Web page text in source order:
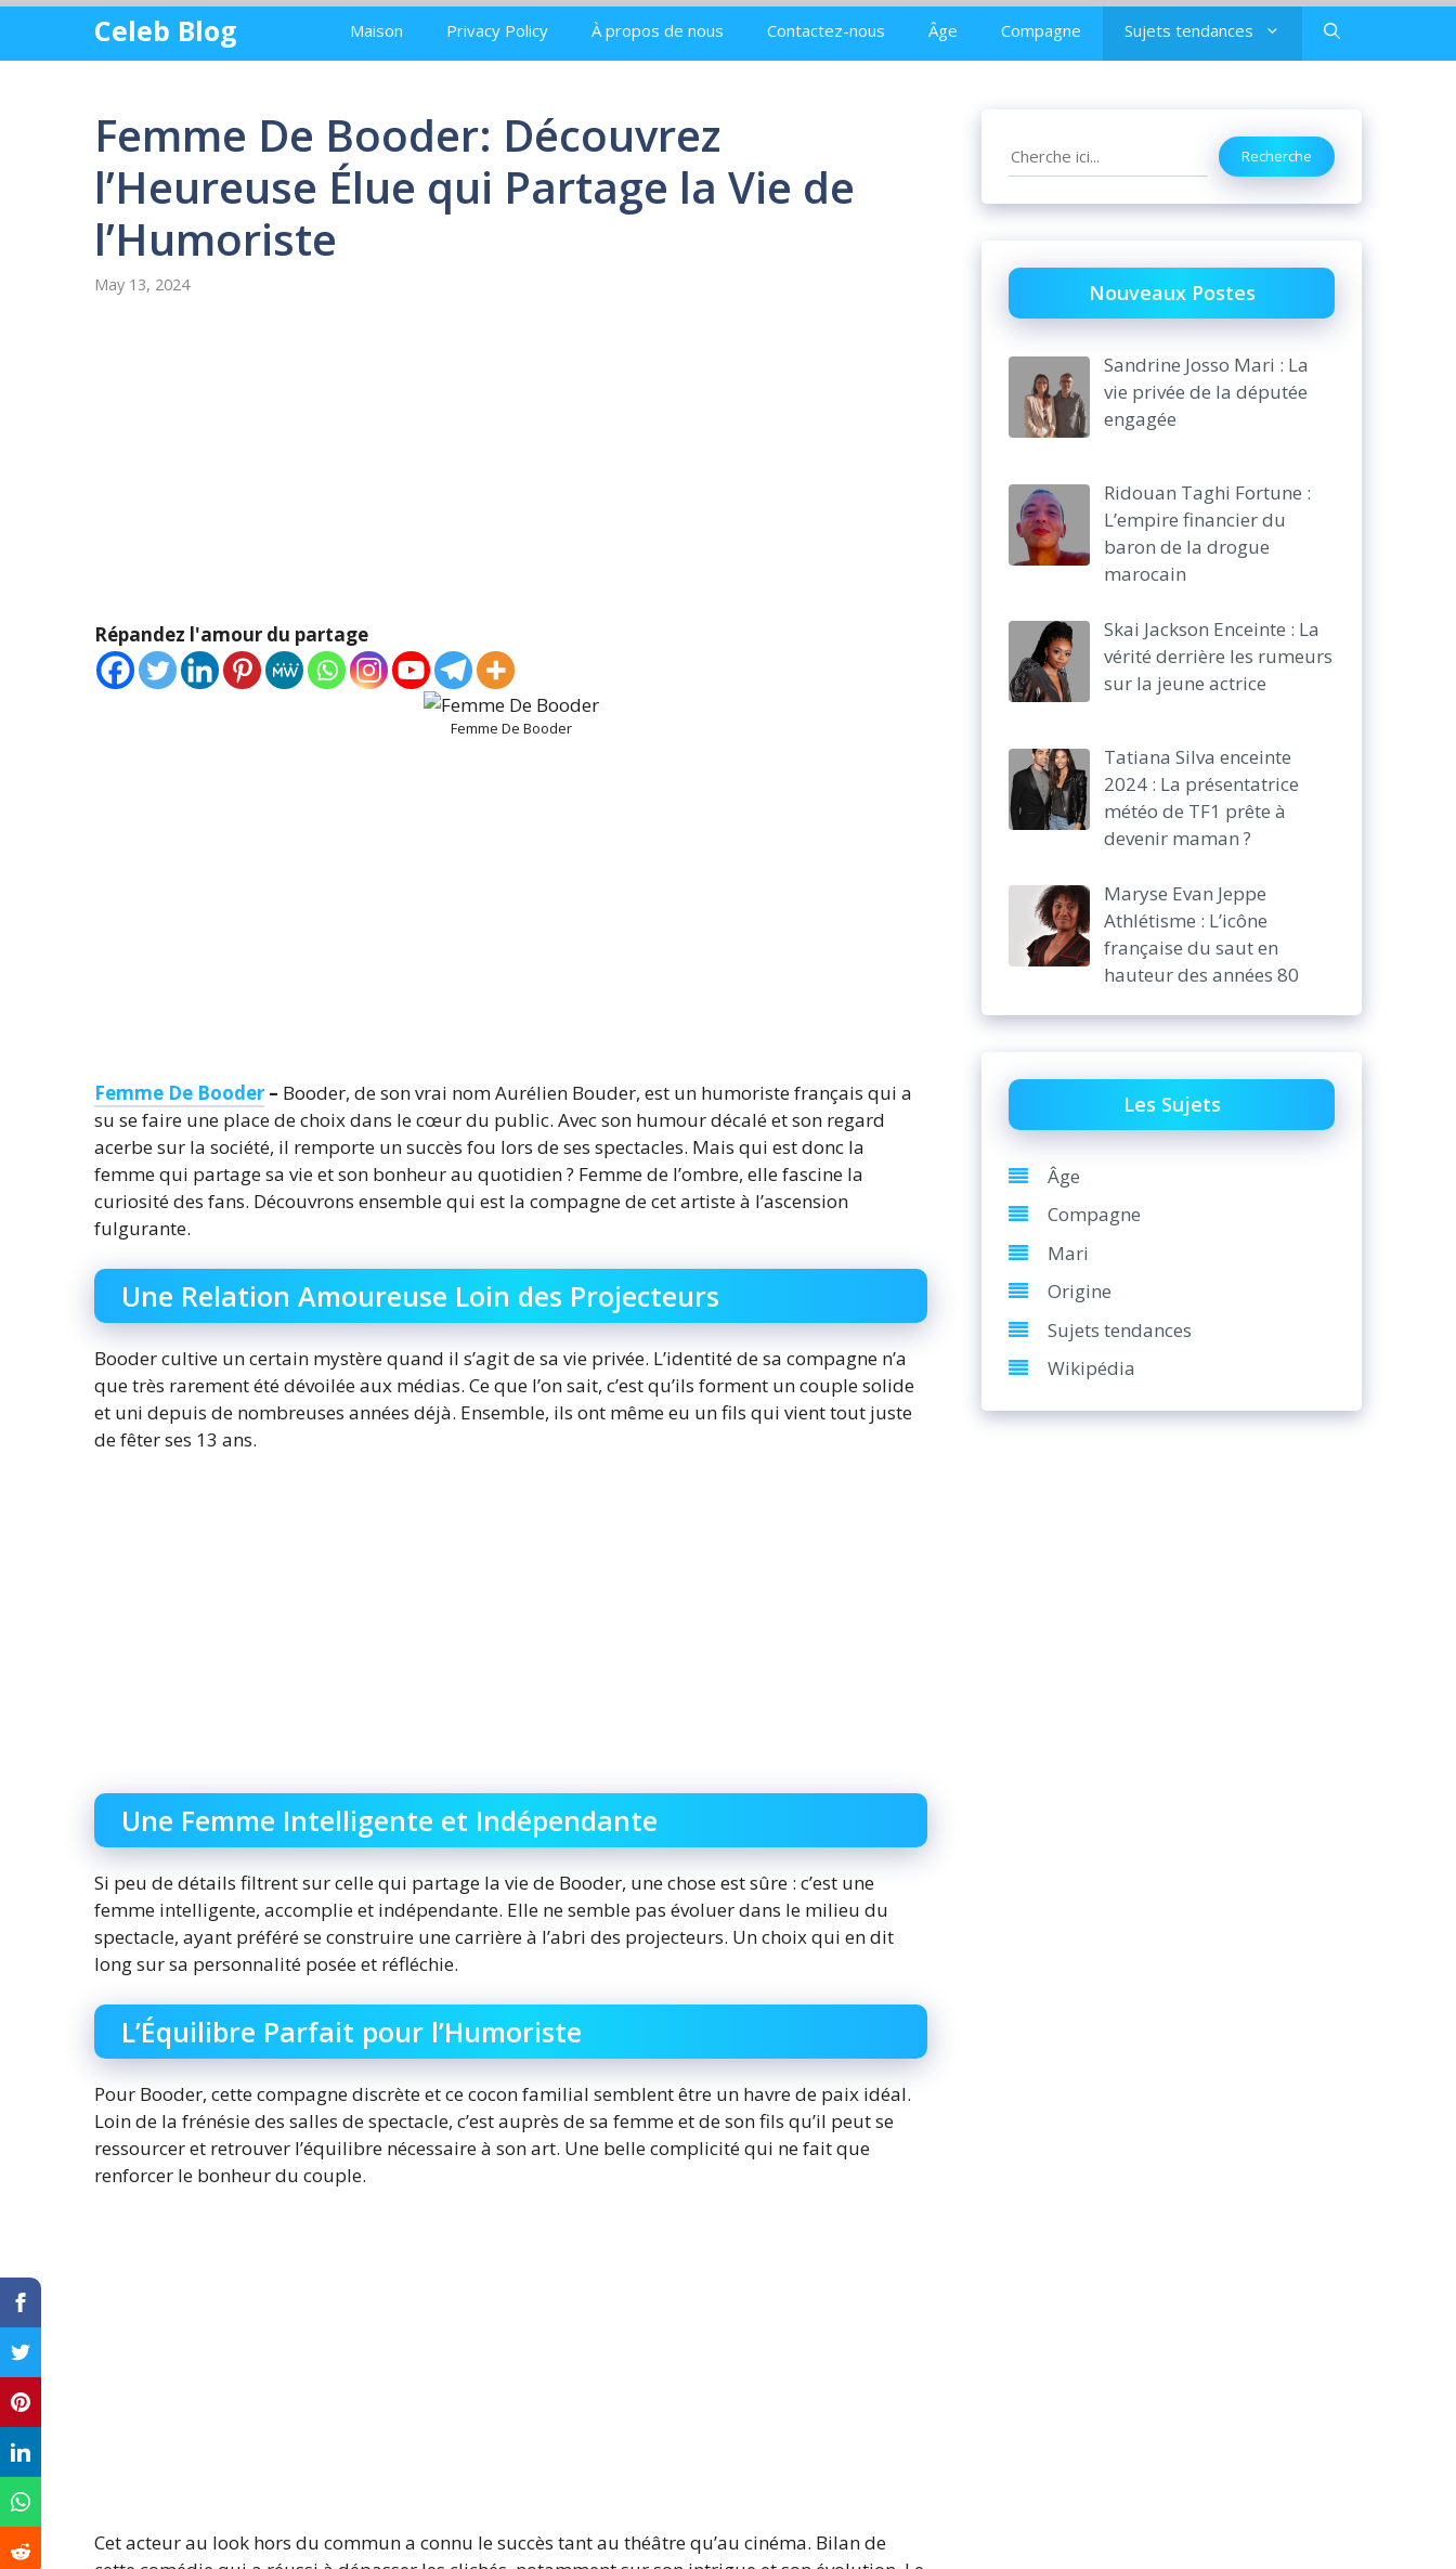
Skip
content
Celeb Blog Maison Privacy Policy À propos de nous Contactez-nous Âge Compagne Sujets tendances
Femme De Booder: Découvrez
l’Heureuse Élue qui Partage la Vie de
l’Humoriste
May 13, 2024
Répandez l'amour du partage
Femme De Booder
Femme De Booder – Booder, de son vrai nom Aurélien Bouder, est un humoriste français qui a
su se faire une place de choix dans le cœur du public. Avec son humour décalé et son regard
acerbe sur la société, il remporte un succès fou lors de ses spectacles. Mais qui est donc la
femme qui partage sa vie et son bonheur au quotidien ? Femme de l’ombre, elle fascine la
curiosité des fans. Découvrons ensemble qui est la compagne de cet artiste à l’ascension
fulgurante.
Une Relation Amoureuse Loin des Projecteurs
Booder cultive un certain mystère quand il s’agit de sa vie privée. L’identité de sa compagne n’a
que très rarement été dévoilée aux médias. Ce que l’on sait, c’est qu’ils forment un couple solide
et uni depuis de nombreuses années déjà. Ensemble, ils ont même eu un fils qui vient tout juste
de fêter ses 13 ans.
Une Femme Intelligente et Indépendante
Si peu de détails filtrent sur celle qui partage la vie de Booder, une chose est sûre : c’est une
femme intelligente, accomplie et indépendante. Elle ne semble pas évoluer dans le milieu du
spectacle, ayant préféré se construire une carrière à l’abri des projecteurs. Un choix qui en dit
long sur sa personnalité posée et réfléchie.
L’Équilibre Parfait pour l’Humoriste
Pour Booder, cette compagne discrète et ce cocon familial semblent être un havre de paix idéal.
Loin de la frénésie des salles de spectacle, c’est auprès de sa femme et de son fils qu’il peut se
ressourcer et retrouver l’équilibre nécessaire à son art. Une belle complicité qui ne fait que
renforcer le bonheur du couple.
Cet acteur au look hors du commun a connu le succès tant au théâtre qu’au cinéma. Bilan de
Search Recherche
Nouveaux Postes
Sandrine Josso Mari : La
vie privée de la députée
engagée
Ridouan Taghi Fortune :
L’empire financier du
baron de la drogue
marocain
Skai Jackson Enceinte : La
vérité derrière les rumeurs
sur la jeune actrice
Tatiana Silva enceinte
2024 : La présentatrice
météo de TF1 prête à
devenir maman ?
Maryse Evan Jeppe
Athlétisme : L’icône
française du saut en
hauteur des années 80
Les Sujets
Âge
Compagne
Mari
Origine
Sujets tendances
Wikipédia